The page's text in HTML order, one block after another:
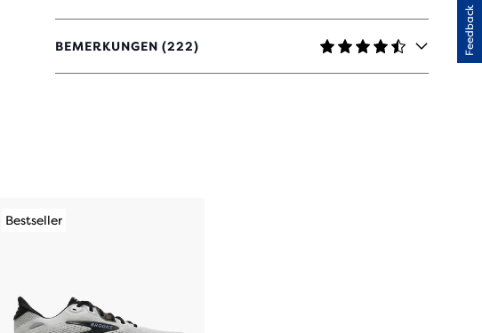
BEMERKUNGEN (222)
4,6
VON
Bestseller
Feedback